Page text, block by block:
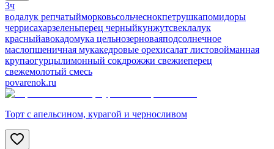
3ч
водалук репчатыйморковьсольчеснокпетрушкапомидоры
черрисахарзеленьперец черныйкунжутсвеклалук
красныйавокадомука цельнозерноваяподсолнечное
маслопшеничная мукакедровые орехисалат листовойманная
крупаогурцылимонный сокдрожжи свежиеперец
свежемолотый смесь
povarenok.ru
Торт с апельсином, курагой и черносливом